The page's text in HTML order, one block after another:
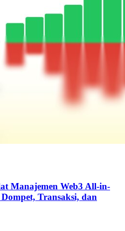
Manajemen Web3 All-in-
Transaksi, dan